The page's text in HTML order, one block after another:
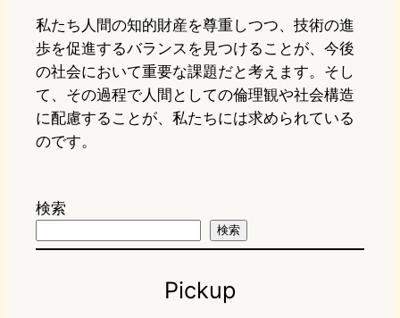
私たち人間の知的財産を尊重しつつ、技術の進
歩を促進するバランスを見つけることが、今後
の社会において重要な課題だと考えます。そし
て、その過程で人間としての倫理観や社会構造
に配慮することが、私たちには求められている
のです。
検索
検索
Pickup